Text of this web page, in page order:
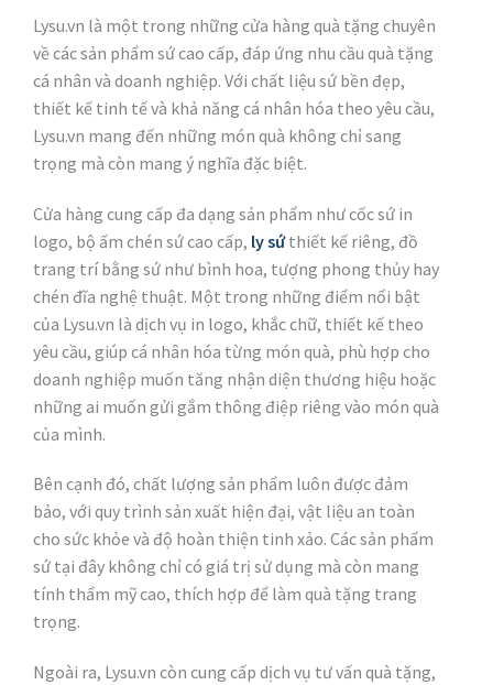
Lysu.vn là một trong những cửa hàng quà tặng chuyên
về các sản phẩm sứ cao cấp, đáp ứng nhu cầu quà tặng
cá nhân và doanh nghiệp. Với chất liệu sứ bền đẹp,
thiết kế tinh tế và khả năng cá nhân hóa theo yêu cầu,
Lysu.vn mang đến những món quà không chỉ sang
trọng mà còn mang ý nghĩa đặc biệt.
Cửa hàng cung cấp đa dạng sản phẩm như cốc sứ in
logo, bộ ấm chén sứ cao cấp, ly sứ thiết kế riêng, đồ
trang trí bằng sứ như bình hoa, tượng phong thủy hay
chén đĩa nghệ thuật. Một trong những điểm nổi bật
của Lysu.vn là dịch vụ in logo, khắc chữ, thiết kế theo
yêu cầu, giúp cá nhân hóa từng món quà, phù hợp cho
doanh nghiệp muốn tăng nhận diện thương hiệu hoặc
những ai muốn gửi gắm thông điệp riêng vào món quà
của mình.
Bên cạnh đó, chất lượng sản phẩm luôn được đảm
bảo, với quy trình sản xuất hiện đại, vật liệu an toàn
cho sức khỏe và độ hoàn thiện tinh xảo. Các sản phẩm
sứ tại đây không chỉ có giá trị sử dụng mà còn mang
tính thẩm mỹ cao, thích hợp để làm quà tặng trang
trọng.
Ngoài ra, Lysu.vn còn cung cấp dịch vụ tư vấn quà tặng,